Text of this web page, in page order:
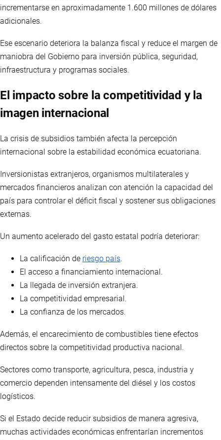
incrementarse en aproximadamente 1.600 millones de dólares
adicionales.
Ese escenario deteriora la balanza fiscal y reduce el margen de
maniobra del Gobierno para inversión pública, seguridad,
infraestructura y programas sociales.
El impacto sobre la competitividad y la
imagen internacional
La crisis de subsidios también afecta la percepción
internacional sobre la estabilidad económica ecuatoriana.
Inversionistas extranjeros, organismos multilaterales y
mercados financieros analizan con atención la capacidad del
país para controlar el déficit fiscal y sostener sus obligaciones
externas.
Un aumento acelerado del gasto estatal podría deteriorar:
La calificación de riesgo país.
El acceso a financiamiento internacional.
La llegada de inversión extranjera.
La competitividad empresarial.
La confianza de los mercados.
Además, el encarecimiento de combustibles tiene efectos
directos sobre la competitividad productiva nacional.
Sectores como transporte, agricultura, pesca, industria y
comercio dependen intensamente del diésel y los costos
logísticos.
Si el Estado decide reducir subsidios de manera agresiva,
muchas actividades económicas enfrentarían incrementos